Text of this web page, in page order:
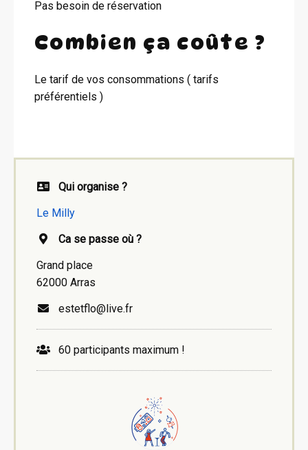
Pas besoin de réservation
Combien ça coûte ?
Le tarif de vos consommations ( tarifs
préférentiels )
Qui organise ?
Le Milly
Ca se passe où ?
Grand place
62000 Arras
estetflo@live.fr
60 participants maximum !